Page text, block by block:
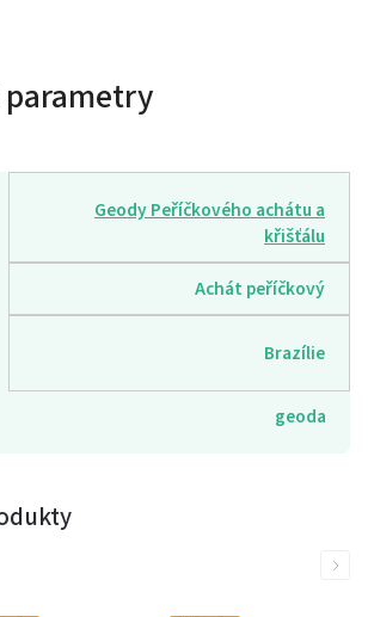
Geody Peříčkového achátu a
křišťálu
Achát peříčkový
Brazílie
geoda
Next